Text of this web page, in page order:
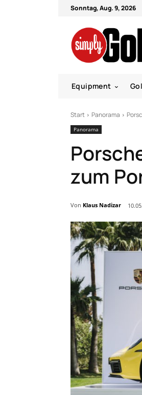
Sonntag, Aug. 9, 2026
Equipment
Start Panorama
Panorama
zum
Von Klaus Nadizar